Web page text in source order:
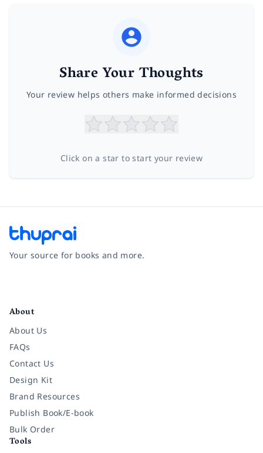
Share Your Thoughts
Your review helps others make informed decisions
Click on a star to start your review
Your source for books and more.
About
About Us
FAQs
Contact Us
Design Kit
Brand Resources
Publish Book/E-book
Bulk Order
Tools